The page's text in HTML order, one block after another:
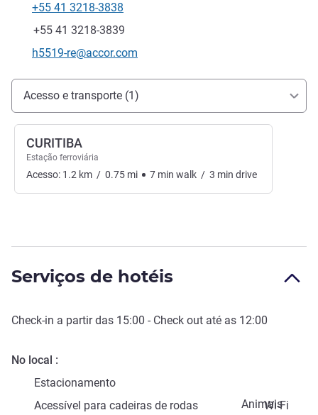
Telefone
+55 41 3218-3838
Fax
+55 41 3218-3839
E-mail de contato
h5519-re@accor.com
Acesso e transporte
Acesso e transporte (1)
CURITIBA
Estação ferroviária
Acesso: 1.2 km / 0.75 mi 7 min walk / 3 min drive
Serviços de hotéis
Check-in a partir das 15:00 - Check out até as 12:00
No local
Estacionamento
Animais
Acessível para cadeiras de rodas Wi-Fi